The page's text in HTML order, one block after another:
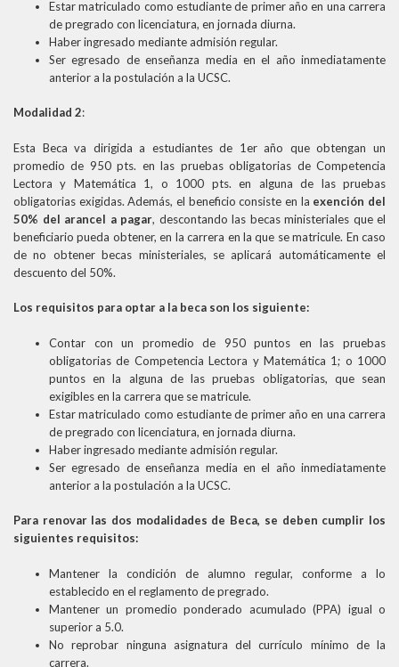
Estar matriculado como estudiante de primer año en una carrera
de pregrado con licenciatura, en jornada diurna.
Haber ingresado mediante admisión regular.
Ser egresado de enseñanza media en el año inmediatamente
anterior a la postulación a la UCSC.
Modalidad 2:
Esta Beca va dirigida a estudiantes de 1er año que obtengan un
promedio de 950 pts. en las pruebas obligatorias de Competencia
Lectora y Matemática 1, o 1000 pts. en alguna de las pruebas
obligatorias exigidas. Además, el beneficio consiste en la exención del
50% del arancel a pagar, descontando las becas ministeriales que el
beneficiario pueda obtener, en la carrera en la que se matricule. En caso
de no obtener becas ministeriales, se aplicará automáticamente el
descuento del 50%.
Los requisitos para optar a la beca son los siguiente:
Contar con un promedio de 950 puntos en las pruebas
obligatorias de Competencia Lectora y Matemática 1; o 1000
puntos en la alguna de las pruebas obligatorias, que sean
exigibles en la carrera que se matricule.
Estar matriculado como estudiante de primer año en una carrera
de pregrado con licenciatura, en jornada diurna.
Haber ingresado mediante admisión regular.
Ser egresado de enseñanza media en el año inmediatamente
anterior a la postulación a la UCSC.
Para renovar las dos modalidades de Beca, se deben cumplir los
siguientes requisitos:
Mantener la condición de alumno regular, conforme a lo
establecido en el reglamento de pregrado.
Mantener un promedio ponderado acumulado (PPA) igual o
superior a 5.0.
No reprobar ninguna asignatura del currículo mínimo de la
carrera.